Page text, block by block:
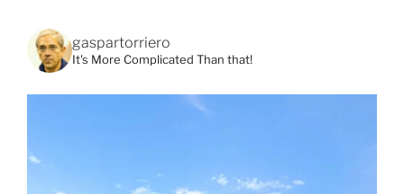
gaspartorriero
It's More Complicated Than that!